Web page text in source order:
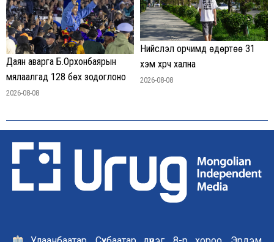
Даян аварга Б.Орхонбаярын
мялаалгад 128 бөх зодоглоно
2026-08-08
Нийслэл орчимд өдөртөө 31
хэм хүрч хална
2026-08-08